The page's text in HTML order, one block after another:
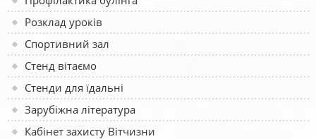
Розклад уроків
Спортивний зал
Стенд вітаємо
Стенди для їдальні
Зарубіжна література
Кабінет захисту Вітчизни